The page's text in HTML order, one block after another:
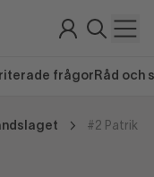
frågor Råd och
#2 Patrik